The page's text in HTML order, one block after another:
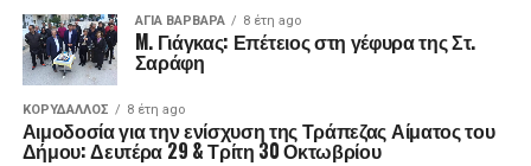
ΑΓΙΑ ΒΑΡΒΑΡΑ 8 έτη ago
M. Γιάγκας: Επέτειος στη γέφυρα της Στ.
Σαράφη
ΚΟΡΥΔΑΛΛΟΣ 8 έτη ago
Αιμοδοσία για την ενίσχυση της Τράπεζας Αίματος του
Δήμου: Δευτέρα 29 & Τρίτη 30 Οκτωβρίου